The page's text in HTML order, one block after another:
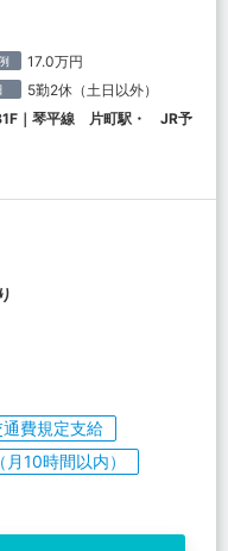
17.0万円
5勤2休（土日以外）
｜琴平線 片町駅・ JR予
通費規定支給
10時間以内）